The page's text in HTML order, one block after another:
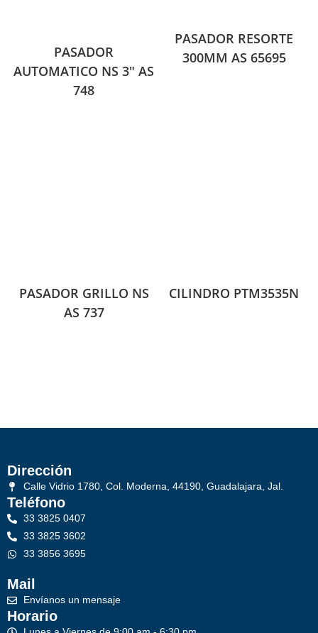
PASADOR
AUTOMATICO NS 3″ AS
748
PASADOR RESORTE
300MM AS 65695
PASADOR GRILLO NS
AS 737
CILINDRO PTM3535N
Dirección
Calle Vidrio 1780, Col. Moderna, 44190, Guadalajara, Jal.
Teléfono
33 3825 0407
33 3825 3602
33 3856 3695
Mail
Envíanos un mensaje
Horario